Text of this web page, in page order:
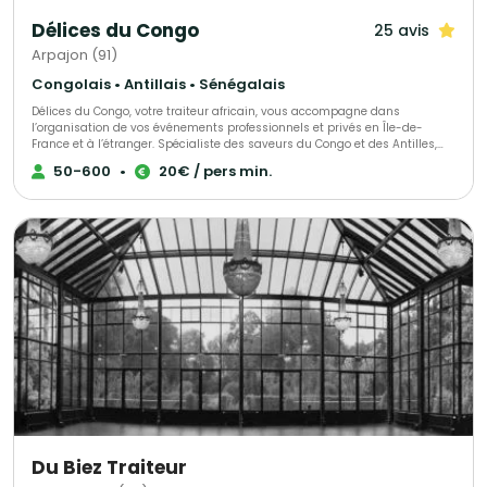
Délices du Congo 25 avis
Arpajon (91)
Congolais • Antillais • Sénégalais
Délices du Congo, votre traiteur africain, vous accompagne dans
l’organisation de vos événements professionnels et privés en Île-de-
France et à l’étranger. Spécialiste des saveurs du Congo et des Antilles,
nous mettons également à l’honneur les délices culinaires de toute
l’Afrique. Notre objectif : faire de votre projet une réussite totale, en vous
directement à domicile. - L'animation d'ateliers culinaires, adaptés aux
amateurs comme aux experts. - Des services sur mesure dédiés aux
entreprises. Faites appel à Délices du Congo pour un voyage gustatif
inoubliable aux saveurs africaines.
50-600 • 20€ / pers min.
Du Biez Traiteur